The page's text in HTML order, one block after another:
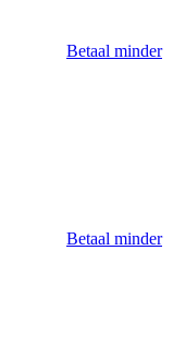
Betaal minder
Betaal minder